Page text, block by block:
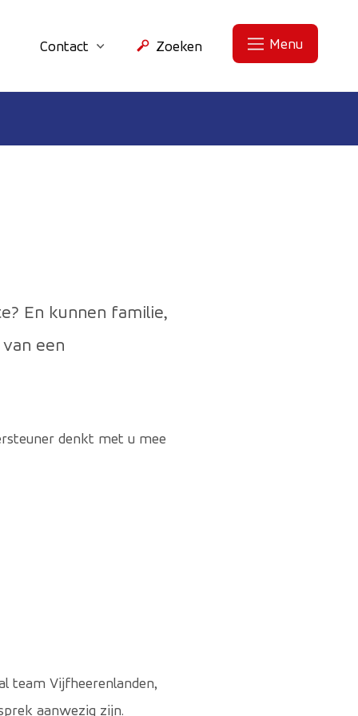
Contact Zoeken Menu
En kunnen familie,
een
denkt met u mee
team Vijfheerenlanden,
aanwezig zijn.